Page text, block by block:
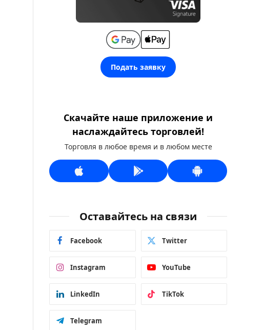
Подать заявку
Скачайте наше приложение и
наслаждайтесь торговлей!
Торговля в любое время и в любом месте
Оставайтесь на связи
Facebook Twitter
Instagram YouTube
LinkedIn TikTok
Telegram